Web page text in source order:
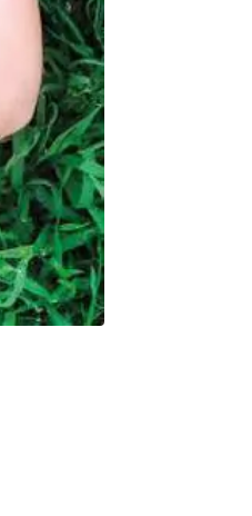
y los síntomas de un
vez se diagnostican antes
que pasó de ser una
un enfoque propio que
cualquier progenitor o